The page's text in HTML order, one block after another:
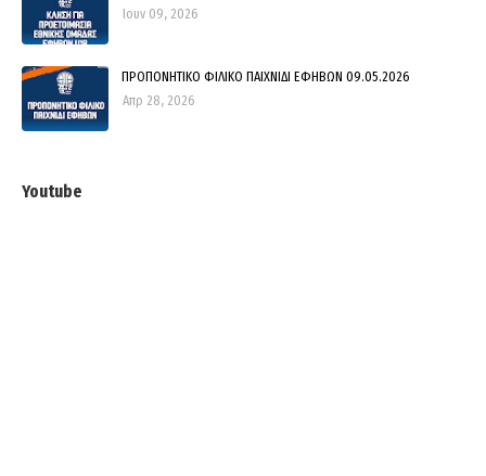
Ιουν 09, 2026
ΠΡΟΠΟΝΗΤΙΚΟ ΦΙΛΙΚΟ ΠΑΙΧΝΙΔΙ ΕΦΗΒΩΝ 09.05.2026
Απρ 28, 2026
Youtube